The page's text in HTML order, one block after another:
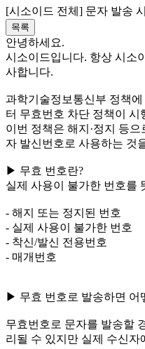
[시소이드 전체] 문자 발송
목록
안녕하세요.
시소이드입니다. 항상 시소
사합니다.
과학기술정보통신부 정책에
터 무효번호 차단 정책이 시
이번 정책은 해지·정지 등
자 발신번호로 사용하는 것
▶ 무효 번호란?
실제 사용이 불가한 번호를
- 해지 또는 정지된 번호
- 실제 사용이 불가한 번호
- 착신/발신 전용번호
- 매개번호
▶ 무효 번호로 발송하면 어
무효번호로 문자를 발송할
리될 수 있지만 실제 수신